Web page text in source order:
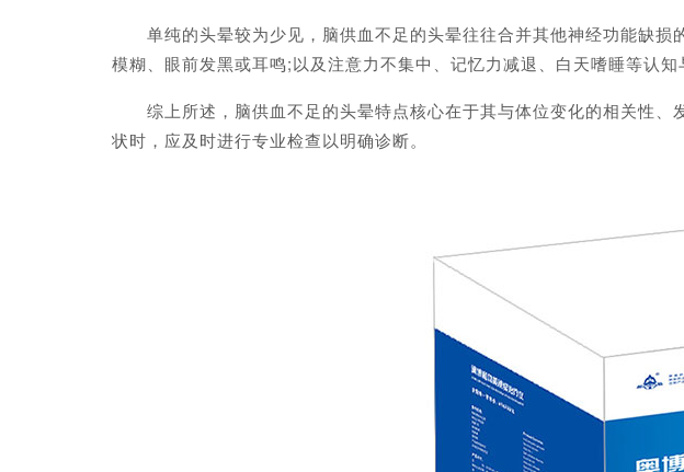
单纯的头晕较为少见，脑供血不足的头晕往往合并其他神经功能缺损
模糊、眼前发黑或耳鸣;以及注意力不集中、记忆力减退、白天嗜睡等认
综上所述，脑供血不足的头晕特点核心在于其与体位变化的相关性、
状时，应及时进行专业检查以明确诊断。